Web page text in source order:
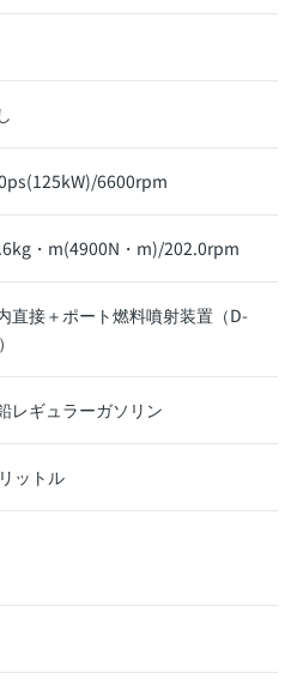
6600rpm
・m(4900N・m)/202.0rpm
直接＋ポート燃料噴射装置（D-
レギュラーガソリン
ットル